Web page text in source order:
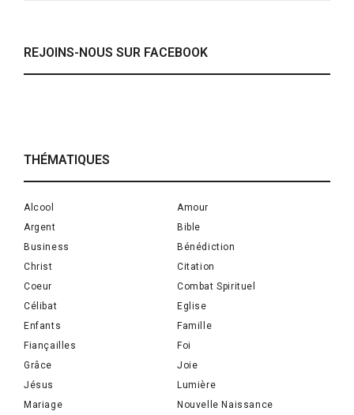
REJOINS-NOUS SUR FACEBOOK
THÉMATIQUES
Alcool
Amour
Argent
Bible
Business
Bénédiction
Christ
Citation
Coeur
Combat Spirituel
Célibat
Eglise
Enfants
Famille
Fiançailles
Foi
Grâce
Joie
Jésus
Lumière
Mariage
Nouvelle Naissance